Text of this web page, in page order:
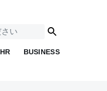
HR BUSINESS